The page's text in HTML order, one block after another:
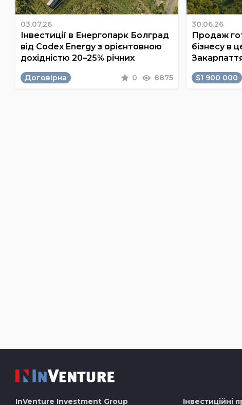
03.07.26
Інвестиції в Енергопарк Болград
від Codex Energy з орієнтовною
дохідністю 20–25% річних
Договірна 0 8875
30.06.26
Продаж
бізнесу в
$1 900 000
InVenture Investment Group Інвестиційні